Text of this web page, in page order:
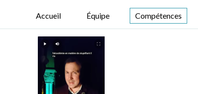
Accueil Équipe Compétences